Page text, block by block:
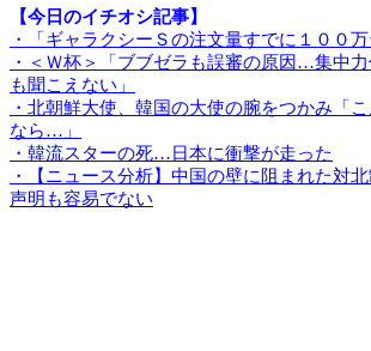
【今日のイチオシ記事】
・「ギャラクシーＳの注文量すでに１００万
・＜Ｗ杯＞「ブブゼラも誤審の原因…集中
も聞こえない」
・北朝鮮大使、韓国の大使の腕をつかみ「
なら…」
・韓流スターの死…日本に衝撃が走った
・【ニュース分析】中国の壁に阻まれた対
声明も容易でない